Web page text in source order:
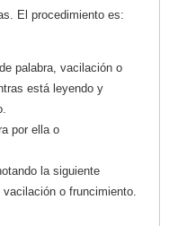
El procedimiento es:
palabra, vacilación o
está leyendo y
por ella o
la siguiente
o fruncimiento.